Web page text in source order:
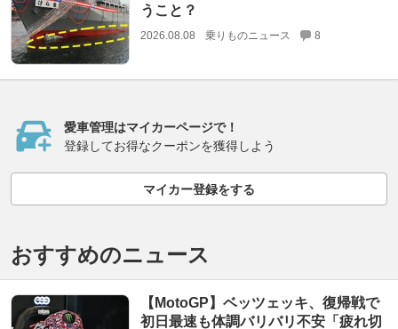
うこと？
2026.08.08 乗りものニュース 8
愛車管理はマイカーページで！
登録してお得なクーポンを獲得しよう
マイカー登録をする
おすすめのニュース
【MotoGP】ベッツェッキ、復帰戦で
初日最速も体調バリバリ不安「疲れ切